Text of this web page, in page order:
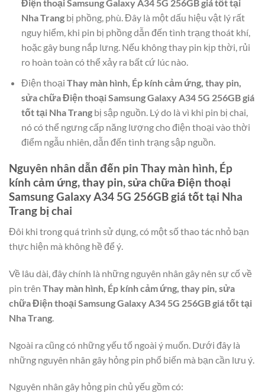
Điện thoại Samsung Galaxy A34 5G 256GB giá tốt tại
Nha Trangbị phồng, phù. Đây là một dấu hiệu vật lý rất
nguy hiểm, khi pin bị phồng dẫn đến tình trạng thoát khí,
hoặc gây bung nắp lưng. Nếu không thay pin kịp thời, rủi
ro hoàn toàn có thể xảy ra bất cứ lúc nào.
Điện thoại Thay màn hình, Ép kính cảm ứng, thay pin,
sửa chữa Điện thoại Samsung Galaxy A34 5G 256GB giá
tốt tại Nha Trangbị sập nguồn. Lý do là vì khi pin bị chai,
nó có thể ngưng cấp năng lượng cho điện thoại vào thời
điểm ngẫu nhiên, dẫn đến tình trạng sập nguồn.
Nguyên nhân dẫn đến pin Thay màn hình, Ép
kính cảm ứng, thay pin, sửa chữa Điện thoại
Samsung Galaxy A34 5G 256GB giá tốt tại Nha
Trang bị chai
Đôi khi trong quá trình sử dụng, có một số thao tác nhỏ bạn
thực hiện mà không hề để ý.
Về lâu dài, đây chính là những nguyên nhân gây nên sự cố về
pin trên Thay màn hình, Ép kính cảm ứng, thay pin, sửa
chữa Điện thoại Samsung Galaxy A34 5G 256GB giá tốt tại
Nha Trang
Ngoài ra cũng có những yếu tố ngoài ý muốn. Dưới đây là
những nguyên nhân gây hỏng pin phổ biến mà bạn cần lưu ý.
Nguyên nhân gây hỏng pin chủ yếu gồm có: